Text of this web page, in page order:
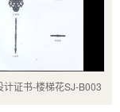
计证书-楼梯花SJ-B003